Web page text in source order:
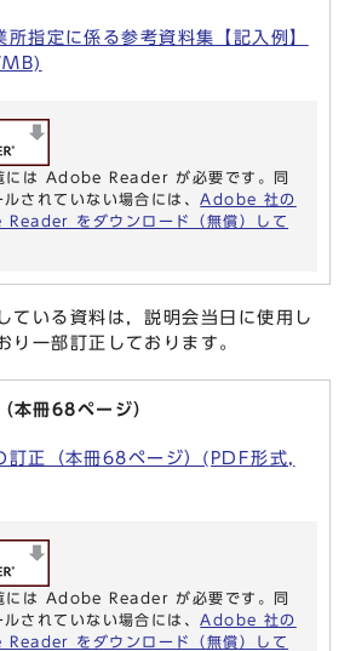
所指定に係る参考資料集【記入例】
には Adobe Reader が必要です。同
されていない場合には、 Adobe 社の
をダウンロード（無償）して
いる資料は，説明会当日に使用し
り一部訂正しております。
本冊68ページ）
訂正（本冊68ページ）(PDF形式,
には Adobe Reader が必要です。同
されていない場合には、 Adobe 社の
をダウンロード（無償）して